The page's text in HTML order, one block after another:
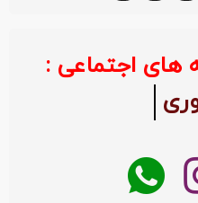
های اجتماعی :